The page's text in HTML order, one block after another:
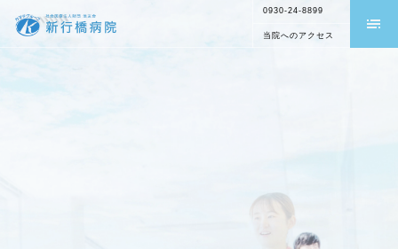
0930-24-8899
当院へのアクセス